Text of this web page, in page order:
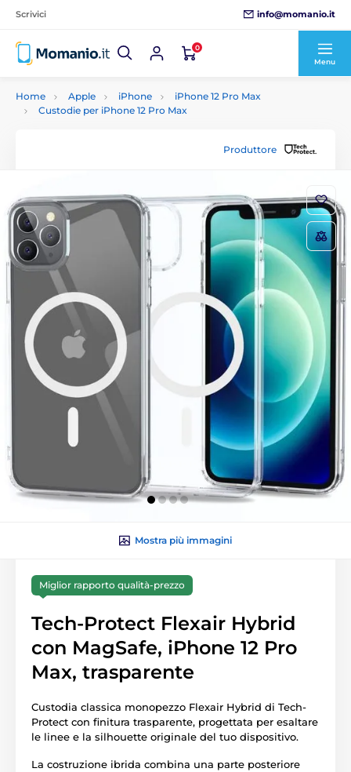
Scrivici info@momanio.it
0
Menu
Home Apple iPhone
iPhone 12 Pro Max
Custodie per iPhone 12 Pro Max
Produttore
Mostra più immagini
Miglior rapporto qualità-prezzo
Tech-Protect Flexair Hybrid
con MagSafe, iPhone 12 Pro
Max, trasparente
Custodia classica monopezzo Flexair Hybrid di Tech-
Protect con finitura trasparente, progettata per esaltare
le linee e la silhouette originale del tuo dispositivo.
La costruzione ibrida combina una parte posteriore